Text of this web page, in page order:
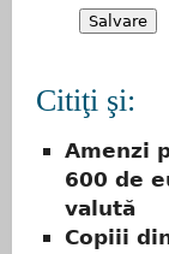
Citiţi şi:
Amenzi
600 de
valută
Copiii